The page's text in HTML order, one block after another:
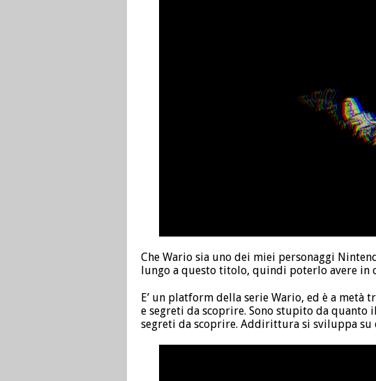
Che Wario sia uno dei miei personaggi
lungo a questo titolo, quindi poterlo avere in
E’ un platform della serie Wario, ed è a metà
e segreti da scoprire. Sono stupito da
segreti da scoprire. Addirittura si sviluppa